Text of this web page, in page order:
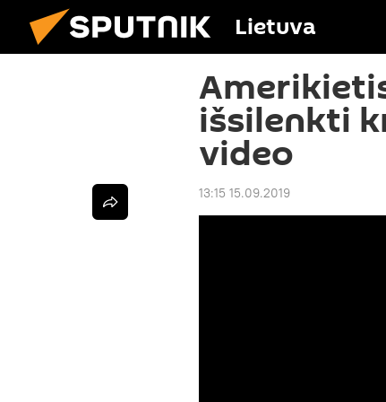
Lietuva
išsilenkti
video
13:15 15.09.2019